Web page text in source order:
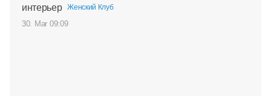
интерьер
Женский Клуб
30. Mar 09:09